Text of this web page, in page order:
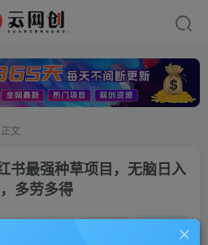
正文
书最强种草项目，无脑日入
多劳多得
私信